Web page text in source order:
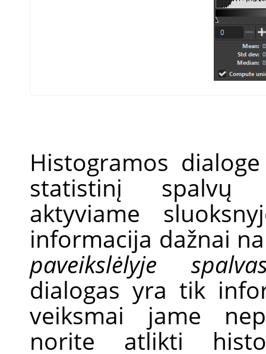
Histogramos
statistinį spalvų
aktyviame
informacija dažnai
paveikslėlyje
dialogas yra tik
veiksmai jame
norite atlikti